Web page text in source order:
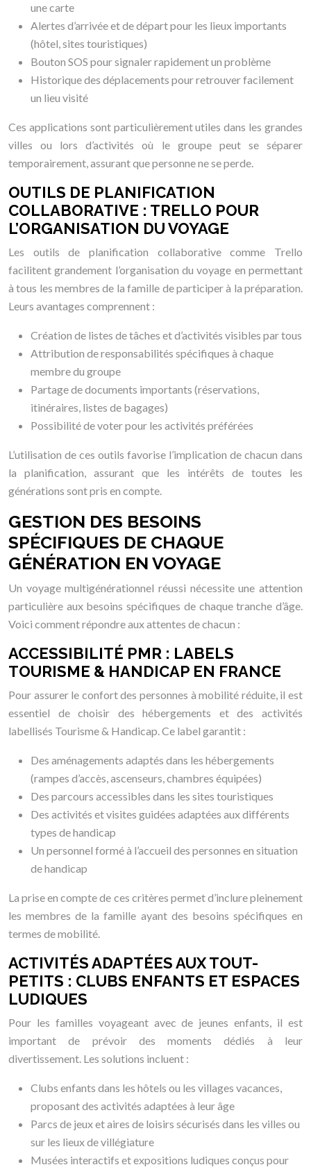
une carte
Alertes d’arrivée et de départ pour les lieux importants
(hôtel, sites touristiques)
Bouton SOS pour signaler rapidement un problème
Historique des déplacements pour retrouver facilement
un lieu visité
Ces applications sont particulièrement utiles dans les grandes
villes ou lors d’activités où le groupe peut se séparer
temporairement, assurant que personne ne se perde.
OUTILS DE PLANIFICATION
COLLABORATIVE : TRELLO POUR
L’ORGANISATION DU VOYAGE
Les outils de planification collaborative comme Trello
facilitent grandement l’organisation du voyage en permettant
à tous les membres de la famille de participer à la préparation.
Leurs avantages comprennent :
Création de listes de tâches et d’activités visibles par tous
Attribution de responsabilités spécifiques à chaque
membre du groupe
Partage de documents importants (réservations,
itinéraires, listes de bagages)
Possibilité de voter pour les activités préférées
L’utilisation de ces outils favorise l’implication de chacun dans
la planification, assurant que les intérêts de toutes les
générations sont pris en compte.
GESTION DES BESOINS
SPÉCIFIQUES DE CHAQUE
GÉNÉRATION EN VOYAGE
Un voyage multigénérationnel réussi nécessite une attention
particulière aux besoins spécifiques de chaque tranche d’âge.
Voici comment répondre aux attentes de chacun :
ACCESSIBILITÉ PMR : LABELS
TOURISME & HANDICAP EN FRANCE
Pour assurer le confort des personnes à mobilité réduite, il est
essentiel de choisir des hébergements et des activités
labellisés Tourisme & Handicap. Ce label garantit :
Des aménagements adaptés dans les hébergements
(rampes d’accès, ascenseurs, chambres équipées)
Des parcours accessibles dans les sites touristiques
Des activités et visites guidées adaptées aux différents
types de handicap
Un personnel formé à l’accueil des personnes en situation
de handicap
La prise en compte de ces critères permet d’inclure pleinement
les membres de la famille ayant des besoins spécifiques en
termes de mobilité.
ACTIVITÉS ADAPTÉES AUX TOUT-
PETITS : CLUBS ENFANTS ET ESPACES
LUDIQUES
Pour les familles voyageant avec de jeunes enfants, il est
important de prévoir des moments dédiés à leur
divertissement. Les solutions incluent :
Clubs enfants dans les hôtels ou les villages vacances,
proposant des activités adaptées à leur âge
Parcs de jeux et aires de loisirs sécurisés dans les villes ou
sur les lieux de villégiature
Musées interactifs et expositions ludiques conçus pour